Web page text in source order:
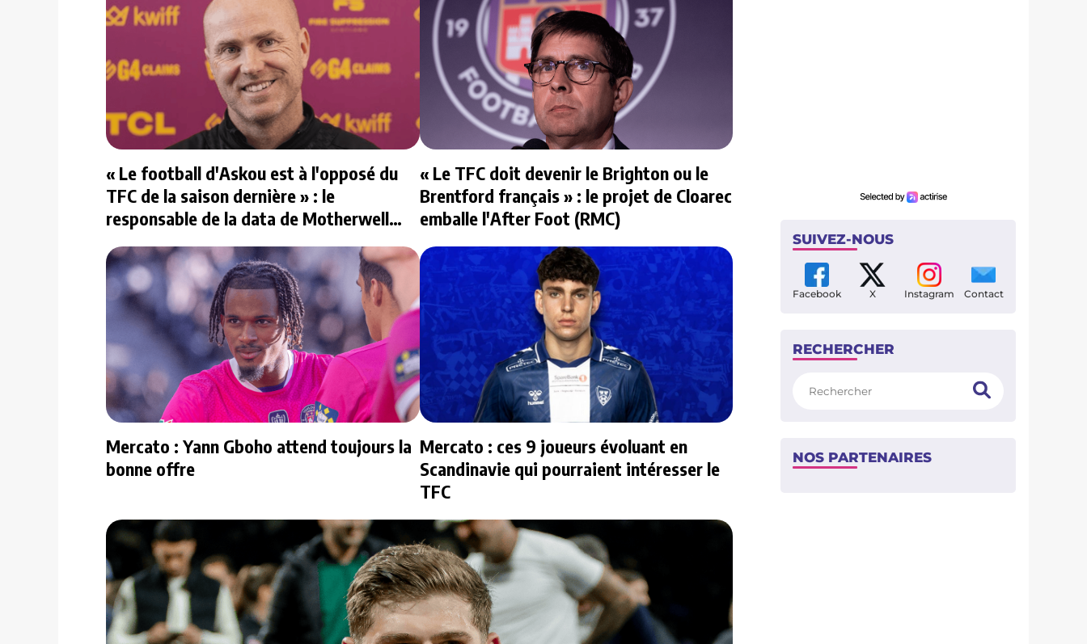
« Le football d'Askou est à l'opposé du
TFC de la saison dernière » : le
responsable de la data de Motherwell
répond à nos questions
« Le TFC doit devenir le Brighton ou le
Brentford français » : le projet de Cloarec
emballe l'After Foot (RMC)
Mercato : Yann Gboho attend toujours la
bonne offre
Mercato : ces 9 joueurs évoluant en
Scandinavie qui pourraient intéresser le
TFC
SUIVEZ-NOUS
Facebook X Instagram Contact
RECHERCHER
NOS PARTENAIRES